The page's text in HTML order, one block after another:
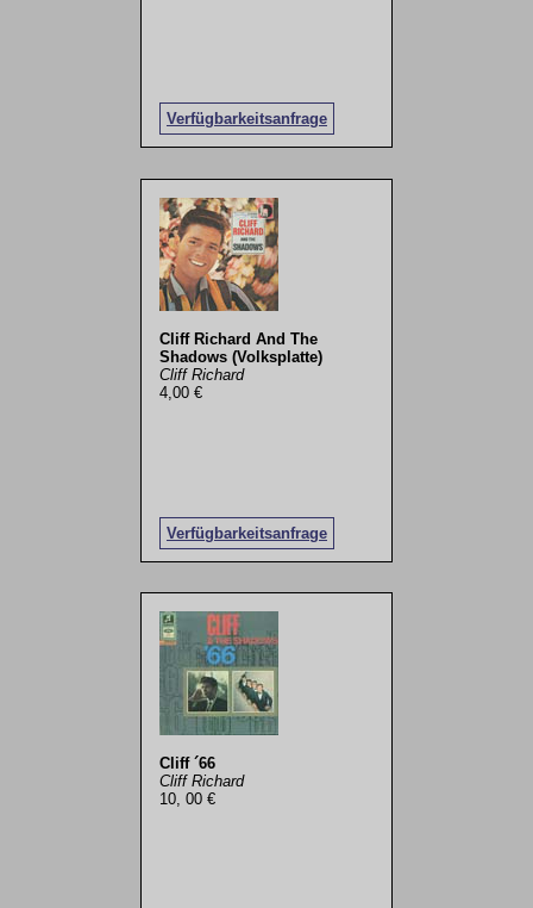
Verfügbarkeitsanfrage
Cliff Richard And The
Shadows (Volksplatte)
Cliff Richard
4,00 €
Verfügbarkeitsanfrage
Cliff ´66
Cliff Richard
10, 00 €